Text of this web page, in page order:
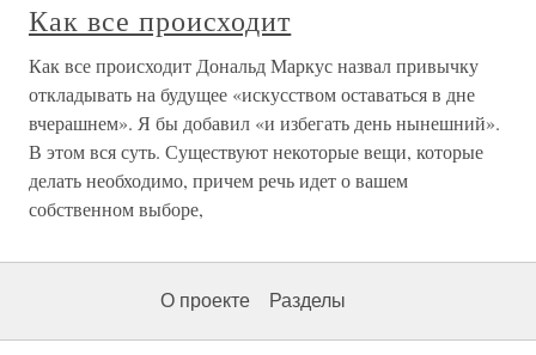
Как все происходит
Как все происходит Дональд Маркус назвал привычку
откладывать на будущее «искусством оставаться в дне
вчерашнем». Я бы добавил «и избегать день нынешний».
В этом вся суть. Существуют некоторые вещи, которые
делать необходимо, причем речь идет о вашем
собственном выборе,
О проекте Разделы